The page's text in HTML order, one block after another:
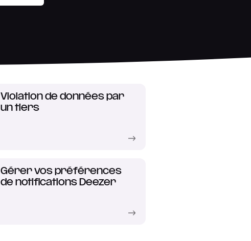
Violation de données par
un tiers
Gérer vos préférences
de notifications Deezer